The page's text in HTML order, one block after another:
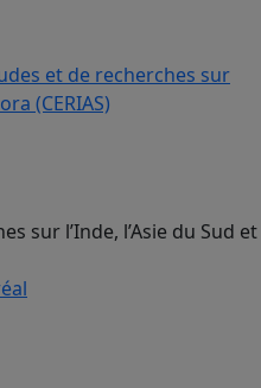
sur l’Inde, l’Asie du Sud et